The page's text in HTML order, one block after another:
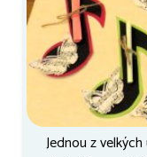
Jednou z